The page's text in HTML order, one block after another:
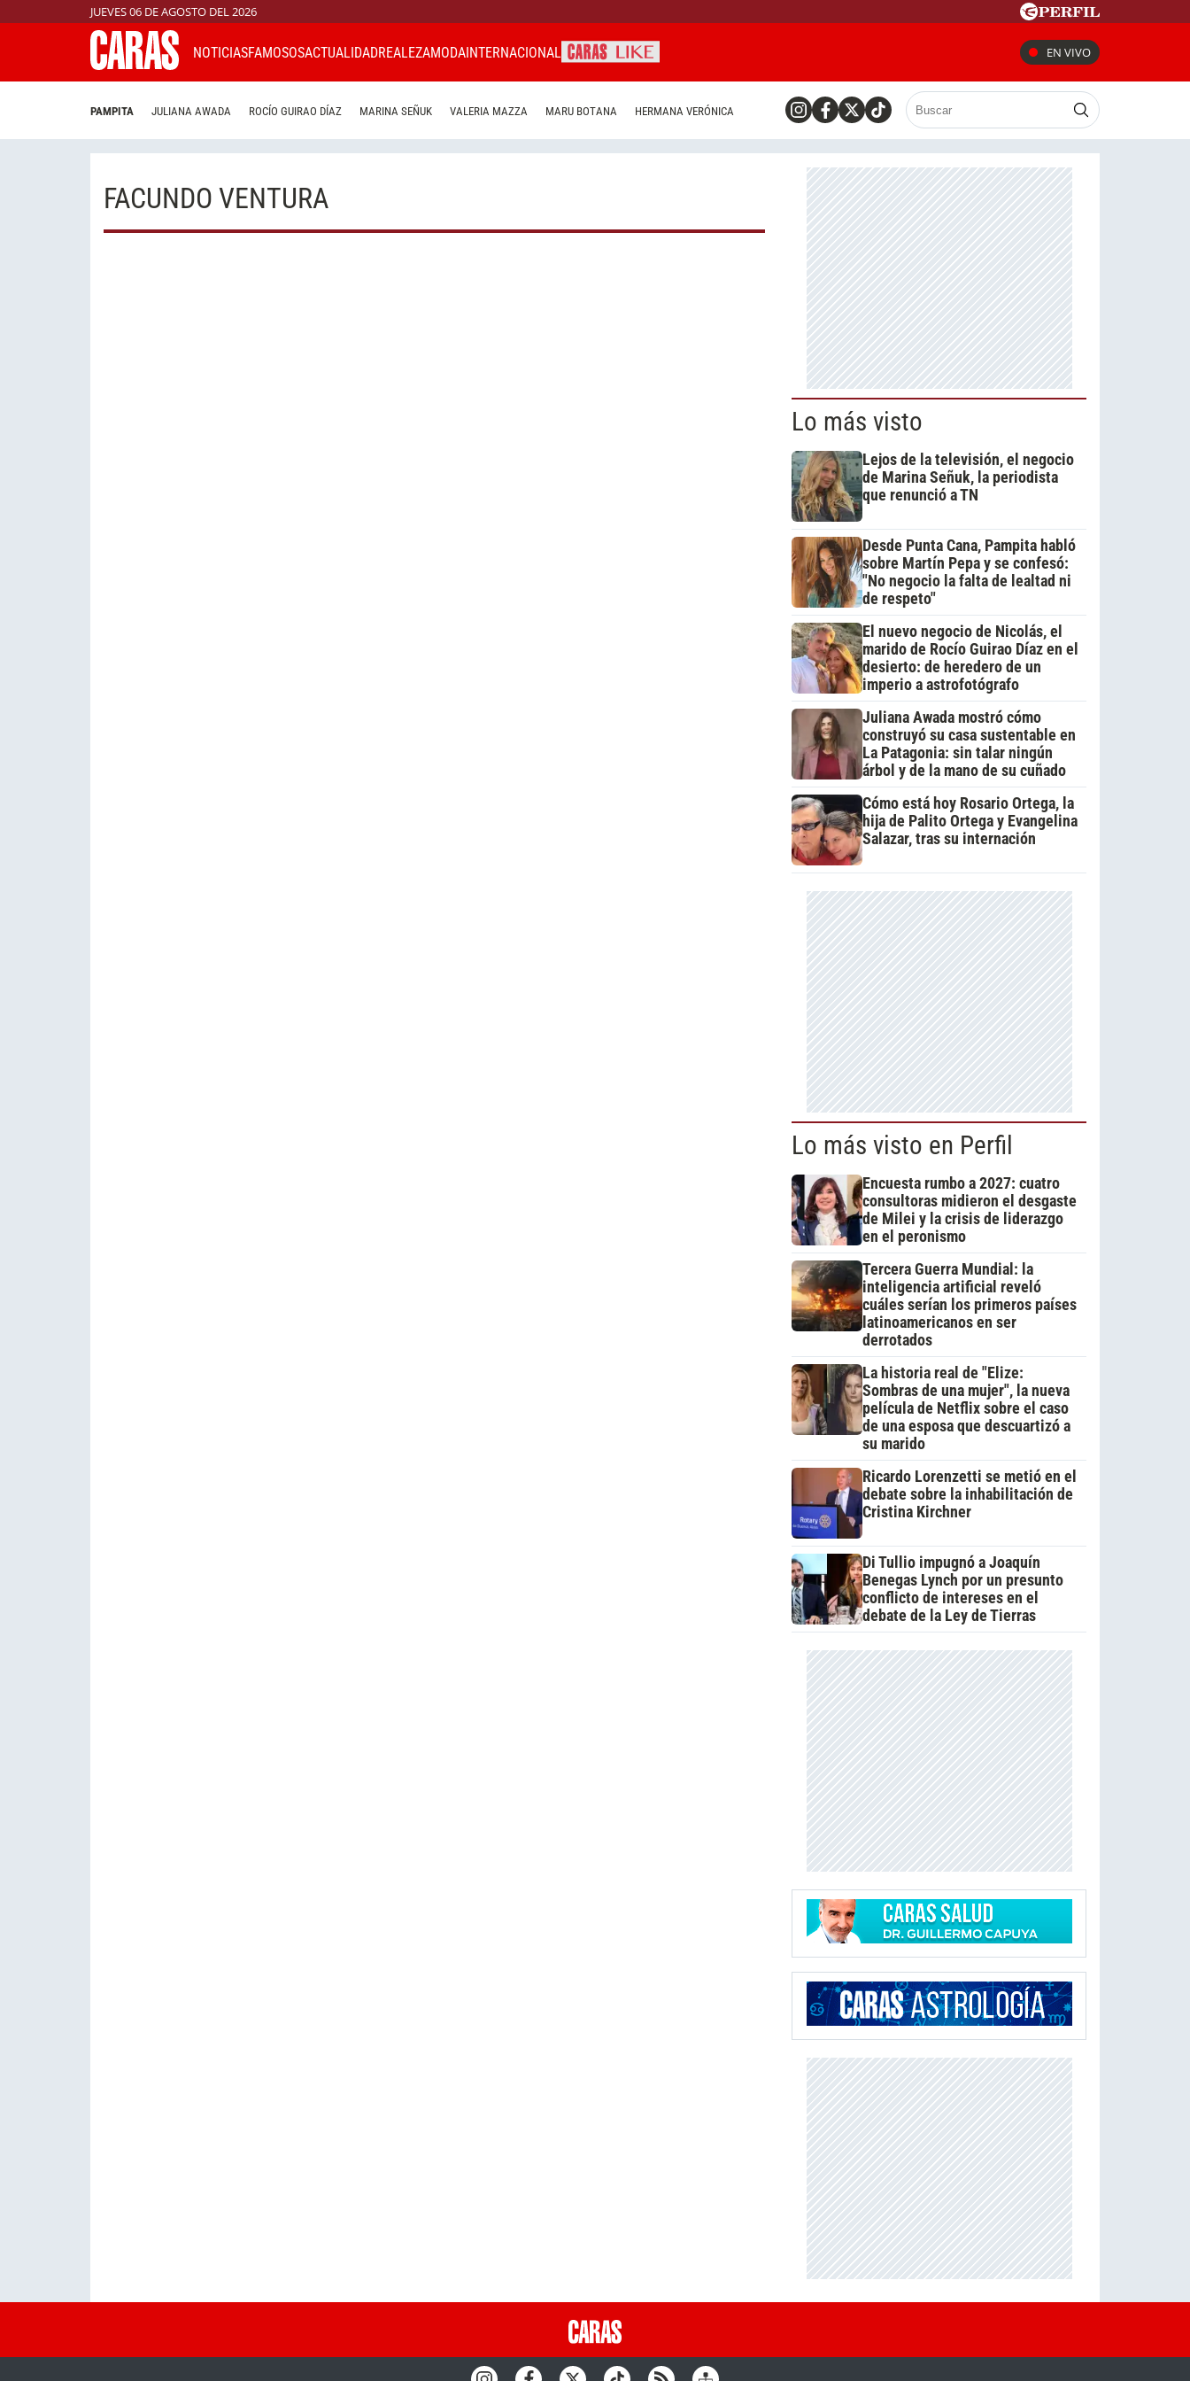
JUEVES 06 DE AGOSTO DEL 2026
NOTICIASFAMOSOSACTUALIDADREALEZAMODAINTERNACIONAL EN VIVO
PAMPITA JULIANA AWADA ROCÍO GUIRAO DÍAZ MARINA SEÑUK VALERIA MAZZA MARU BOTANA HERMANA VERÓNICA
FACUNDO VENTURA
Lo más visto
Lejos de la televisión, el negocio
de Marina Señuk, la periodista
que renunció a TN
Desde Punta Cana, Pampita habló
sobre Martín Pepa y se confesó:
"No negocio la falta de lealtad ni
de respeto"
El nuevo negocio de Nicolás, el
marido de Rocío Guirao Díaz en el
desierto: de heredero de un
imperio a astrofotógrafo
Juliana Awada mostró cómo
construyó su casa sustentable en
La Patagonia: sin talar ningún
árbol y de la mano de su cuñado
Cómo está hoy Rosario Ortega, la
hija de Palito Ortega y Evangelina
Salazar, tras su internación
Lo más visto en Perfil
Encuesta rumbo a 2027: cuatro
consultoras midieron el desgaste
de Milei y la crisis de liderazgo
en el peronismo
Tercera Guerra Mundial: la
inteligencia artificial reveló
cuáles serían los primeros países
latinoamericanos en ser
derrotados
La historia real de "Elize:
Sombras de una mujer", la nueva
película de Netflix sobre el caso
de una esposa que descuartizó a
su marido
Ricardo Lorenzetti se metió en el
debate sobre la inhabilitación de
Cristina Kirchner
Di Tullio impugnó a Joaquín
Benegas Lynch por un presunto
conflicto de intereses en el
debate de la Ley de Tierras